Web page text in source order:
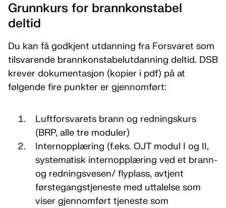
Grunnkurs for brannkonstabel
deltid
Du kan få godkjent utdanning fra Forsvaret som
tilsvarende brannkonstabelutdanning deltid. DSB
krever dokumentasjon (kopier i pdf) på at
følgende fire punkter er gjennomført:
Luftforsvarets brann og redningskurs
(BRP, alle tre moduler)
Internopplæring (f.eks. OJT modul I og II,
systematisk internopplæring ved et brann-
og redningsvesen/ flyplass, avtjent
førstegangstjeneste med uttalelse som
viser gjennomført tjeneste som